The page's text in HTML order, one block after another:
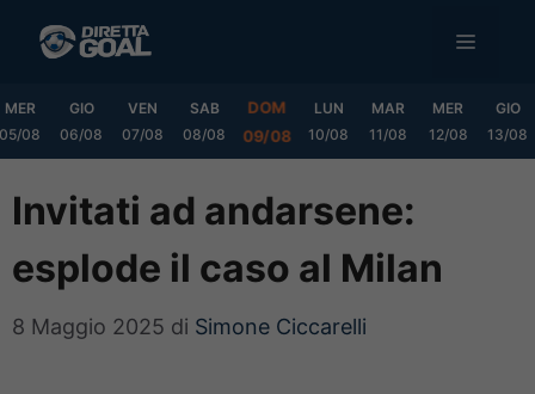
MENU
MER
05/08
GIO
06/08
VEN
07/08
SAB
08/08
DOM
09/08
LUN
10/08
MAR
11/08
MER
12/08
GIO
13/08
Invitati ad andarsene:
esplode il caso al Milan
8 Maggio 2025 di Simone Ciccarelli